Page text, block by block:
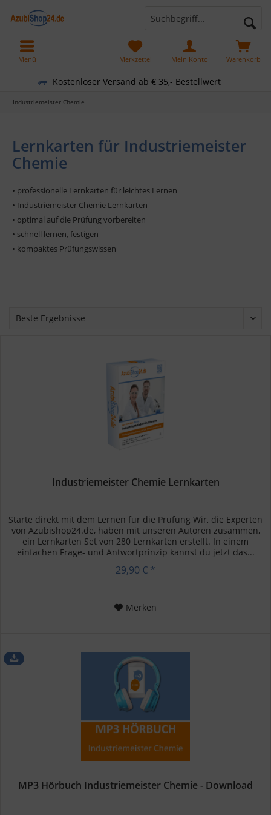
Kostenloser Versand ab € 35,- Bestellwert
Warenkorb
Merkzettel Mein Konto
Menü
Industriemeister Chemie
Lernkarten für Industriemeister
Chemie
• professionelle Lernkarten für leichtes Lernen
• Industriemeister Chemie Lernkarten
• optimal auf die Prüfung vorbereiten
• schnell lernen, festigen
• kompaktes Prüfungswissen
Industriemeister Chemie Lernkarten
Starte direkt mit dem Lernen für die Prüfung Wir, die Experten
von Azubishop24.de, haben mit unseren Autoren zusammen,
ein Lernkarten Set von 280 Lernkarten erstellt. In einem
einfachen Frage- und Antwortprinzip kannst du jetzt das...
29,90 € *
Merken
MP3 Hörbuch Industriemeister Chemie - Download